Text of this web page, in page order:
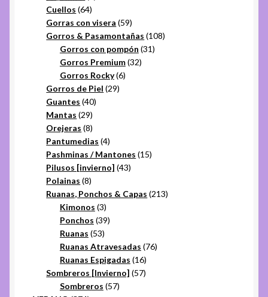
Cuellos 6464
productos
Gorras con visera 5959
productos
Gorros & Pasamontañas 108108
Gorros con pompón 3131
Gorros Premium 3232
Gorros Rocky 66
Gorros de Piel 2929
Guantes 4040
Mantas 2929
productos
Orejeras 88
productos
Pantumedias 44
productos
Pashminas / Mantones 1515
Pilusos [invierno] 4343
Polainas 88
productos
Ruanas, Ponchos & Capas 213213
Kimonos 33
productos
Ponchos 3939
Ruanas 5353
productos
Ruanas Atravesadas 7676
Ruanas Espigadas 1616
productos
Sombreros [Invierno] 5757
Sombreros 5757